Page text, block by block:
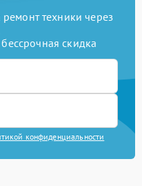
техники через
скидка
конфиденциальности